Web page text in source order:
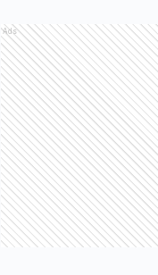
Ads